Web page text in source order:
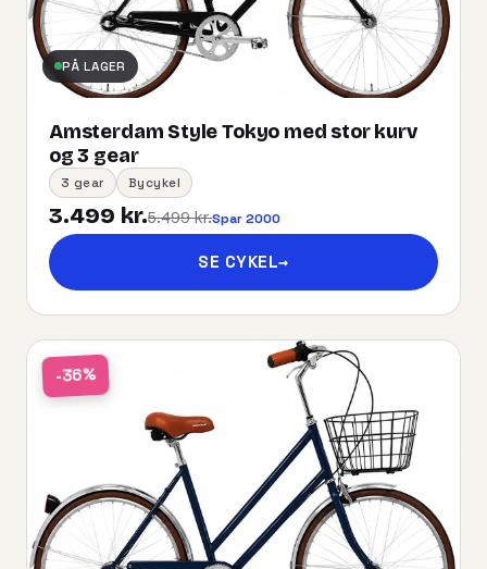
PÅ LAGER
Amsterdam Style Tokyo med stor kurv
og 3 gear
3 gear Bycykel
3.499 kr.5.499 kr.Spar 2000
SE CYKEL→
-36%